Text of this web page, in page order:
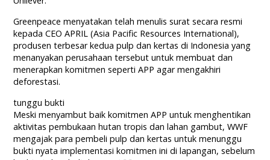
Greenpeace menyatakan telah menulis surat secara resmi
kepada CEO APRIL (Asia Pacific Resources International),
produsen terbesar kedua pulp dan kertas di Indonesia yang
menanyakan perusahaan tersebut untuk membuat dan
menerapkan komitmen seperti APP agar mengakhiri
deforestasi.
tunggu bukti
Meski menyambut baik komitmen APP untuk menghentikan
aktivitas pembukaan hutan tropis dan lahan gambut, WWF
mengajak para pembeli pulp dan kertas untuk menunggu
bukti nyata implementasi komitmen ini di lapangan, sebelum